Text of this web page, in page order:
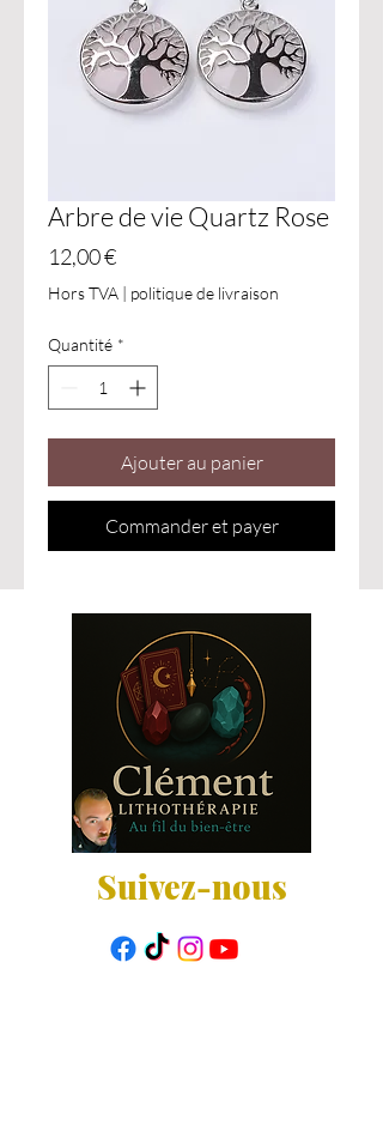
Arbre de vie Quartz Rose
12,00 €Prix
Hors TVA | politique de livraison
Quantité *
Ajouter au panier
Commander et payer
Suivez-nous